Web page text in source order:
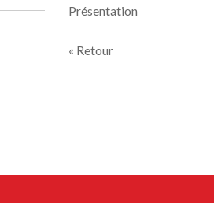
Présentation
« Retour